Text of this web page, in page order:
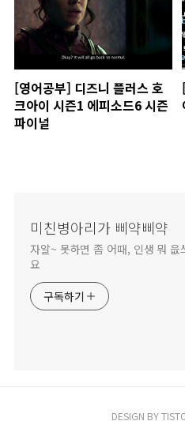
[영어공부] 디즈니 플러스 호
크아이 시즌1 에피소드6 시즌
파이널
미친병아리가 삐약삐약
자알~ 못하면 좀 어때, 인생 뭐 읎
요
구독하기
DESIGN BY